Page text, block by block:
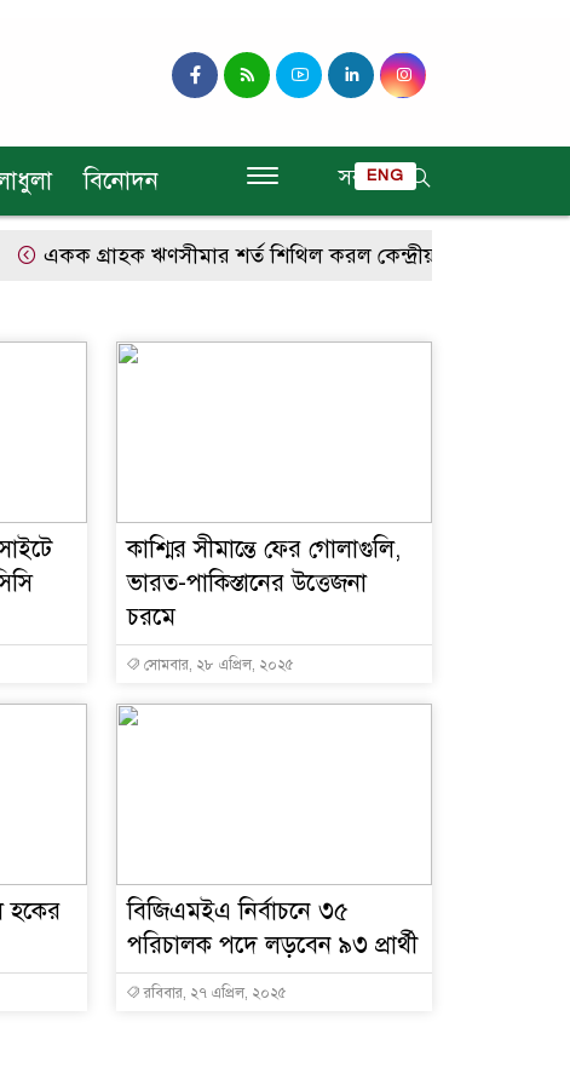
বিনোদন সব ENG
একক গ্রাহক ঋণসীমার শর্ত শিথিল করল কেন্দ্রীয় ব্যাংক
কাশ্মির সীমান্তে ফের গোলাগুলি,
ভারত-পাকিস্তানের উত্তেজনা
চরমে
সোমবার, ২৮ এপ্রিল, ২০২৫
হকের
বিজিএমইএ নির্বাচনে ৩৫
পরিচালক পদে লড়বেন ৯৩ প্রার্থী
রবিবার, ২৭ এপ্রিল, ২০২৫